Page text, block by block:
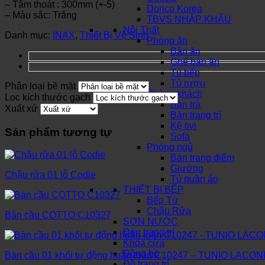
Dorico Korea
TBVS NHẬP KHẨU
Nội Thất
Phòng ăn
Bàn ăn
Ghế bàn ăn
Tủ bếp
Tủ rượu
Phòng khách
Bàn trà
Bàn trang trí
Kệ tivi
Sofa
Phòng ngủ
Bàn trang điểm
Giường
Tủ quần áo
THIẾT BỊ BẾP
Bếp Từ
Chậu Rửa
SƠN NƯỚC
Đèn trang trí
Khóa cửa
Đồng hồ
– Tâm thoát : 300mm (+-5)
– Màu sắc: Trắng
Danh mục:
INAX, Thiết Bị Vệ Sinh
Phân loại bề mặt
Lọc kích thước gạch
Xuất xứ
Sản phẩm tương tự
Chậu rửa 01 lỗ Codie
Bàn cầu COTTO C10327
Bàn cầu 01 khối tự động hoàn toàn C10247 – TUNIO